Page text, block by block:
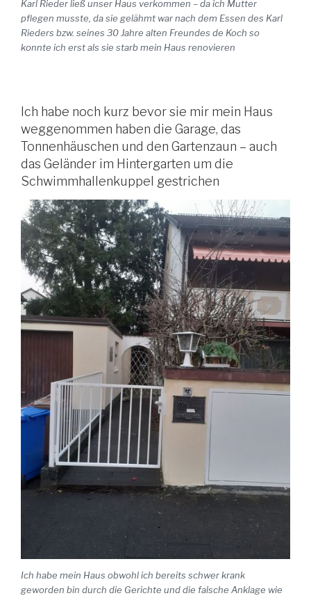
Karl Rieder ließ unser Haus verkommen – da ich Mutter
pflegen musste, da sie gelähmt war nach dem Essen des Karl
Rieders bzw. seines 30 Jahre alten Freundes de Koch so
konnte ich erst als sie starb mein Haus renovieren
Ich habe noch kurz bevor sie mir mein Haus
weggenommen haben die Garage, das
Tonnenhäuschen und den Gartenzaun – auch
das Geländer im Hintergarten um die
Schwimmhallenkuppel gestrichen
Ich habe mein Haus obwohl ich bereits schwer krank
geworden bin durch die Gerichte und die falsche Anklage wie